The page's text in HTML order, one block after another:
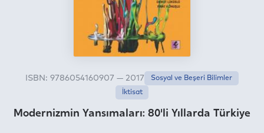
Modernizmin Yansımaları: 80'li Yıllarda Türkiye
ISBN: 9786054160907 — 2017
Sosyal ve Beşeri Bilimler
İktisat